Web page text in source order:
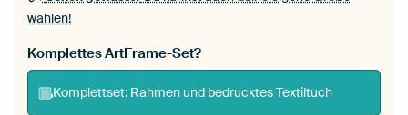
wählen!
Komplettes ArtFrame-Set?
Komplettset: Rahmen und bedrucktes Textiltuch